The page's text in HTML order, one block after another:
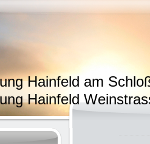
Hainfeld am
Hainfeld